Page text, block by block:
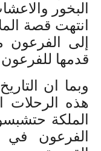
البخور
انتهت قصة
إلى الفرعون
قدمها للفرعون
وبما ان
هذه الرحلات
الملكة
الفرعون في